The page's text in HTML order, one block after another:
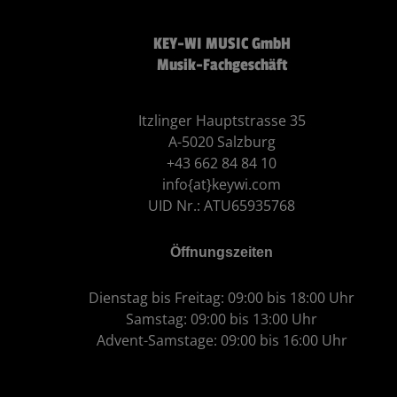
KEY-WI MUSIC GmbH
Musik-Fachgeschäft
Itzlinger Hauptstrasse 35
A-5020 Salzburg
+43 662 84 84 10
info{at}keywi.com
UID Nr.: ATU65935768
Öffnungszeiten
Dienstag bis Freitag: 09:00 bis 18:00 Uhr
Samstag: 09:00 bis 13:00 Uhr
Advent-Samstage: 09:00 bis 16:00 Uhr